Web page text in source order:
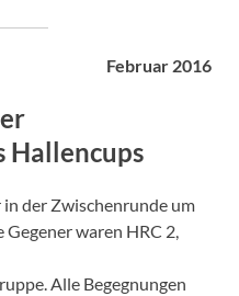
Februar 2016
Hallencups
in der Zwischenrunde um
Gegener waren HRC 2,
Alle Begegnungen